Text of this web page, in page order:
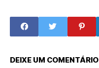
DEIXE UM COMENTÁRIO